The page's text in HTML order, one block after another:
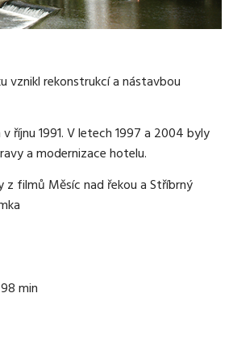
vznikl rekonstrukcí a nástavbou
říjnu 1991. V letech 1997 a 2004 byly
a modernizace hotelu.
filmů Měsíc nad řekou a Stříbrný
min